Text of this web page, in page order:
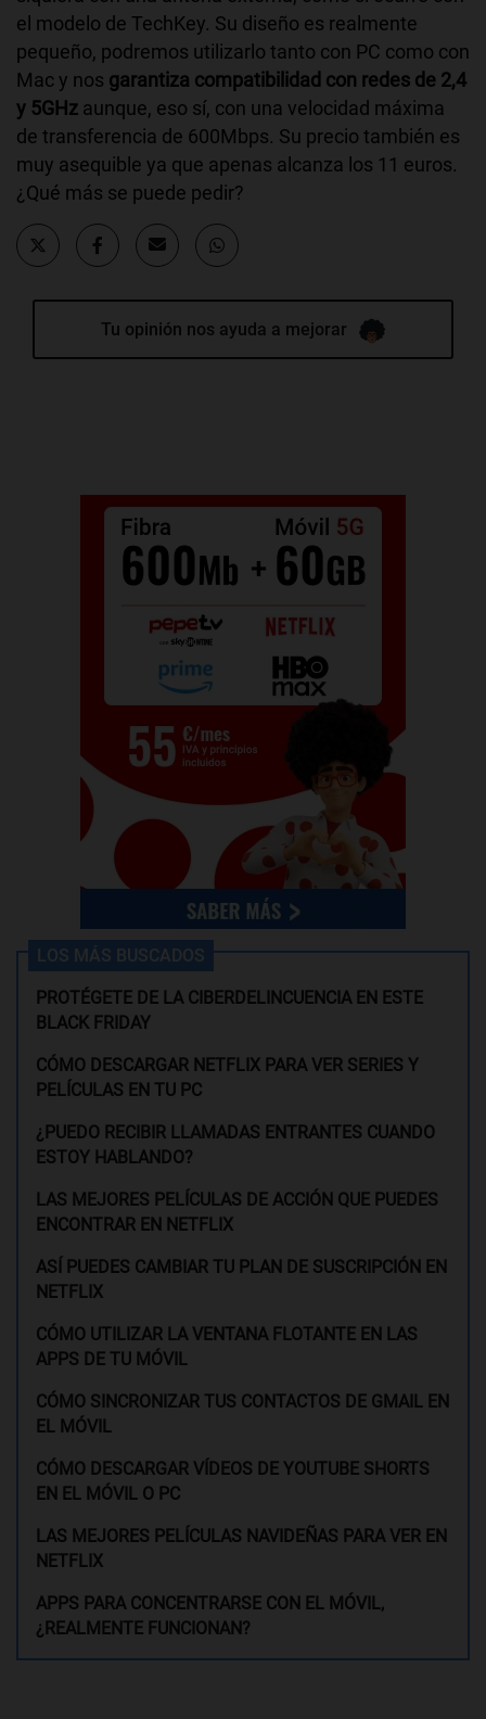
el modelo de TechKey. Su diseño es realmente
pequeño, podremos utilizarlo tanto con PC como con
Mac y nos garantiza compatibilidad con redes de 2,4
y 5GHz aunque, eso sí, con una velocidad máxima
de transferencia de 600Mbps. Su precio también es
muy asequible ya que apenas alcanza los 11 euros.
¿Qué más se puede pedir?
Tu opinión nos ayuda a mejorar
LOS MÁS BUSCADOS
PROTÉGETE DE LA CIBERDELINCUENCIA EN ESTE
BLACK FRIDAY
CÓMO DESCARGAR NETFLIX PARA VER SERIES Y
PELÍCULAS EN TU PC
¿PUEDO RECIBIR LLAMADAS ENTRANTES CUANDO
ESTOY HABLANDO?
LAS MEJORES PELÍCULAS DE ACCIÓN QUE PUEDES
ENCONTRAR EN NETFLIX
ASÍ PUEDES CAMBIAR TU PLAN DE SUSCRIPCIÓN EN
NETFLIX
CÓMO UTILIZAR LA VENTANA FLOTANTE EN LAS
APPS DE TU MÓVIL
CÓMO SINCRONIZAR TUS CONTACTOS DE GMAIL EN
EL MÓVIL
CÓMO DESCARGAR VÍDEOS DE YOUTUBE SHORTS
EN EL MÓVIL O PC
LAS MEJORES PELÍCULAS NAVIDEÑAS PARA VER EN
NETFLIX
APPS PARA CONCENTRARSE CON EL MÓVIL,
¿REALMENTE FUNCIONAN?